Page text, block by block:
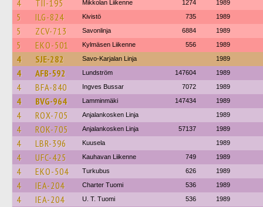
4 TII-195 Mikkolan Liikenne 1274 1989
5 ILG-824 Kivistö 735 1989
5 ZCV-713 Savonlinja 6884 1989
5 EKO-501 Kylmäsen Liikenne 556 1989
4 SJE-282 Savo-Karjalan Linja 1989
4 AFB-592 Lundström 147604 1989
4 BFA-840 Ingves Bussar 7072 1989
4 BVG-964 Lamminmäki 147434 1989
4 ROX-705 Anjalankosken Linja 1989
4 ROK-705 Anjalankosken Linja 57137 1989
4 LBR-396 Kuusela 1989
4 UFC-425 Kauhavan Liikenne 749 1989
4 EKO-504 Turkubus 626 1989
4 IEA-204 Charter Tuomi 536 1989
4 IEA-204 U. T. Tuomi 536 1989